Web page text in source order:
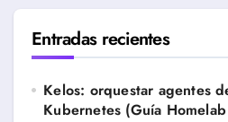
Entradas recientes
Kelos: orquestar agentes
Kubernetes (Guía